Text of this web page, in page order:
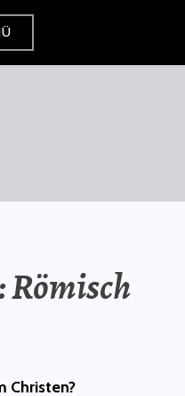
Römisch
Christen?